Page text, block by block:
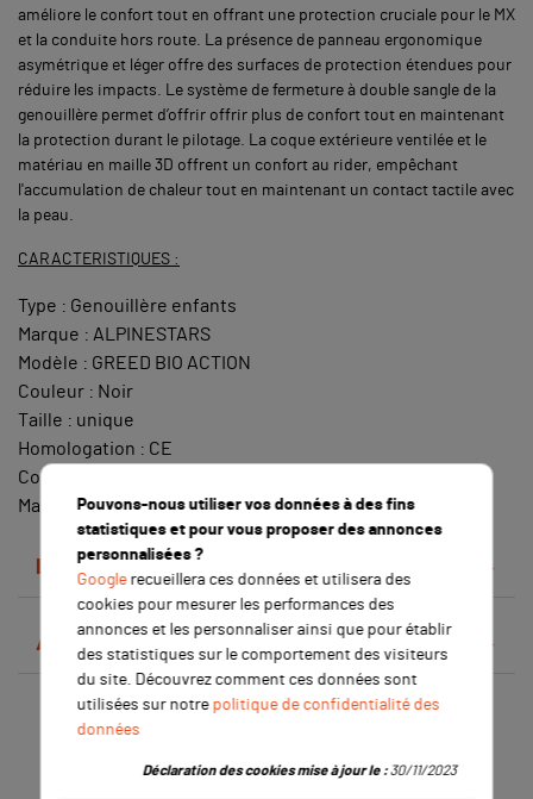
améliore le confort tout en offrant une protection cruciale pour le MX
et la conduite hors route. La présence de panneau ergonomique
asymétrique et léger offre des surfaces de protection étendues pour
réduire les impacts. Le système de fermeture à double sangle de la
genouillère permet d’offrir offrir plus de confort tout en maintenant
la protection durant le pilotage. La coque extérieure ventilée et le
matériau en maille 3D offrent un confort au rider, empêchant
l'accumulation de chaleur tout en maintenant un contact tactile avec
la peau.
CARACTERISTIQUES :
Type : Genouillère enfants
Marque : ALPINESTARS
Modèle : GREED BIO ACTION
Couleur : Noir
Taille : unique
Homologation : CE
Conditionnement : par paire
Matériaux : Textile et polycarbonate
Détails du produit
Avis clients
Les clients qui ont acheté ce
produit ont également acheté :
Pouvons-nous utiliser vos données à des fins
statistiques et pour vous proposer des annonces
personnalisées ?
Googlerecueillera ces données et utilisera des
cookies pour mesurer les performances des
annonces et les personnaliser ainsi que pour établir
des statistiques sur le comportement des visiteurs
du site. Découvrez comment ces données sont
utilisées sur notre politique de confidentialité des
données
Déclaration des cookies mise à jour le :30/11/2023